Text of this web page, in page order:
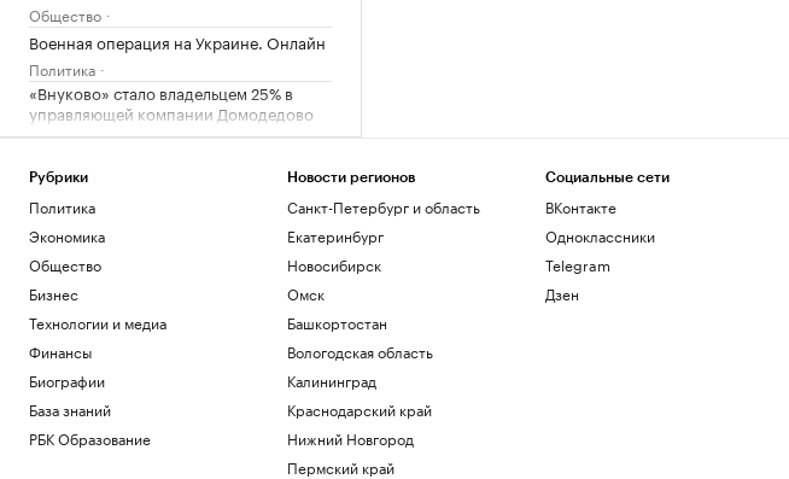
Общество
Военная операция на Украине. Онлайн
Политика
«Внуково» стало владельцем 25% в
управляющей компании Домодедово
Бизнес
Калининградской области
РБК и РСХБ
Bloomberg сообщило о «неожиданных»
$22 млрд у Ким Чен Ына
Политика
Страхование вкладов в банках: сумма
возмещения, что такое АСВ
Инвестиции
Пришли в движение биткоины из 2011
года. Их владелец в плюсе на $10 млн
Крипто
CMO: чем занимается директор по
Рубрики
Политика
Экономика
Общество
Бизнес
Технологии и медиа
Финансы
Биографии
База знаний
РБК Образование
Новости регионов
Санкт-Петербург и область
Екатеринбург
Новосибирск
Омск
Башкортостан
Вологодская область
Калининград
Краснодарский край
Нижний Новгород
Пермский край
Социальные сети
ВКонтакте
Одноклассники
Telegram
Дзен